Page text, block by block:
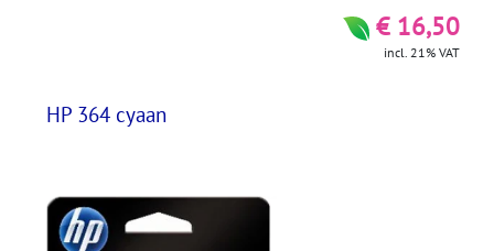
€ 16,50
incl. 21% VAT
HP 364 cyaan